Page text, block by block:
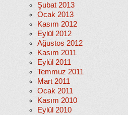
Şubat 2013
Ocak 2013
Kasım 2012
Eylül 2012
Ağustos 2012
Kasım 2011
Eylül 2011
Temmuz 2011
Mart 2011
Ocak 2011
Kasım 2010
Eylül 2010